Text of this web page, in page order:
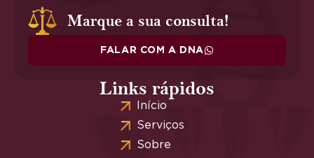
Marque a sua consulta!
FALAR COM A DNA
Links rápidos
Início
Serviços
Sobre